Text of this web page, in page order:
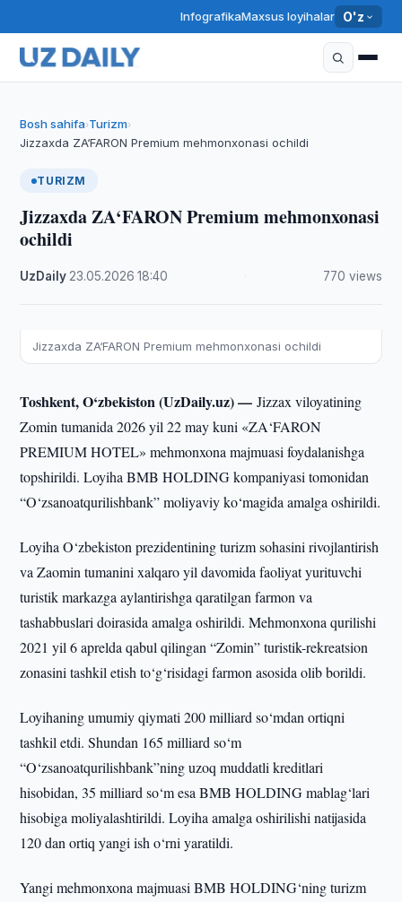
InfografikaMaxsus loyihalar O'z
Bosh sahifa›Turizm›
Jizzaxda ZA‘FARON Premium mehmonxonasi ochildi
TURIZM
Jizzaxda ZA‘FARON Premium mehmonxonasi
ochildi
UzDaily 23.05.2026 ·18:40 770 views
Jizzaxda ZA‘FARON Premium mehmonxonasi ochildi
Toshkent, O‘zbekiston (UzDaily.uz) —Jizzax viloyatining
Zomin tumanida 2026 yil 22 may kuni «ZA‘FARON
PREMIUM HOTEL» mehmonxona majmuasi foydalanishga
topshirildi. Loyiha BMB HOLDING kompaniyasi tomonidan
“O‘zsanoatqurilishbank” moliyaviy ko‘magida amalga oshirildi.
Loyiha O‘zbekiston prezidentining turizm sohasini rivojlantirish
va Zaomin tumanini xalqaro yil davomida faoliyat yurituvchi
turistik markazga aylantirishga qaratilgan farmon va
tashabbuslari doirasida amalga oshirildi. Mehmonxona qurilishi
2021 yil 6 aprelda qabul qilingan “Zomin” turistik-rekreatsion
zonasini tashkil etish to‘g‘risidagi farmon asosida olib borildi.
Loyihaning umumiy qiymati 200 milliard so‘mdan ortiqni
tashkil etdi. Shundan 165 milliard so‘m
“O‘zsanoatqurilishbank”ning uzoq muddatli kreditlari
hisobidan, 35 milliard so‘m esa BMB HOLDING mablag‘lari
hisobiga moliyalashtirildi. Loyiha amalga oshirilishi natijasida
120 dan ortiq yangi ish o‘rni yaratildi.
Yangi mehmonxona majmuasi BMB HOLDING‘ning turizm